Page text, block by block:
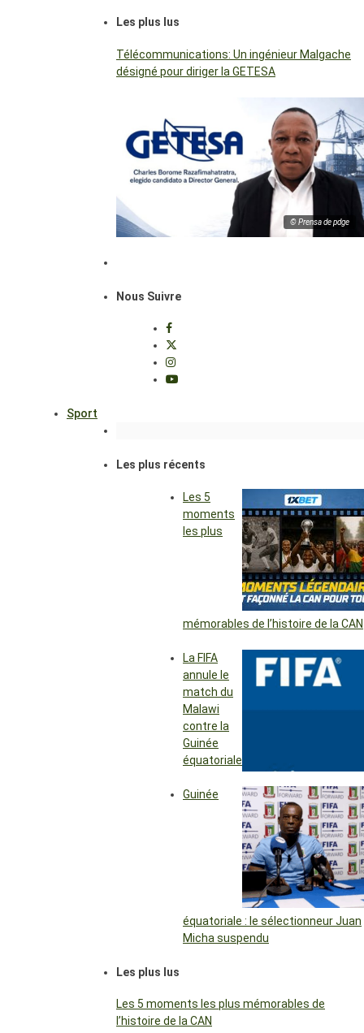
Les plus lus
Télécommunications: Un ingénieur Malgache
désigné pour diriger la GETESA
© Prensa de pdge
Nous Suivre
Sport
Les plus récents
Les 5
moments
les plus
mémorables de l’histoire de la CAN
La FIFA
annule le
match du
Malawi
contre la
Guinée
équatoriale
Guinée
équatoriale : le sélectionneur Juan
Micha suspendu
Les plus lus
Les 5 moments les plus mémorables de
l’histoire de la CAN